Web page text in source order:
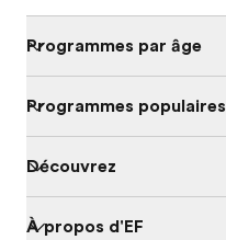
Programmes par âge
Programmes populaires
Découvrez
À propos d'EF